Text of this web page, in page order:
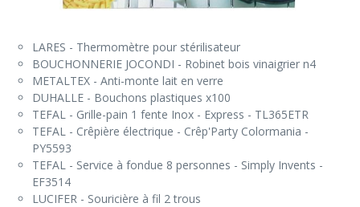
LARES - Thermomètre pour stérilisateur
BOUCHONNERIE JOCONDI - Robinet bois vinaigrier n4
METALTEX - Anti-monte lait en verre
DUHALLE - Bouchons plastiques x100
TEFAL - Grille-pain 1 fente Inox - Express - TL365ETR
TEFAL - Crêpière électrique - Crêp'Party Colormania -
PY5593
TEFAL - Service à fondue 8 personnes - Simply Invents -
EF3514
LUCIFER - Souricière à fil 2 trous